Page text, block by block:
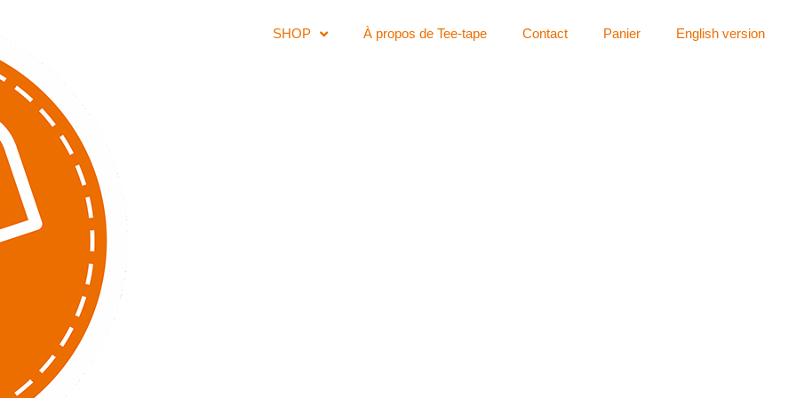
SHOP À propos de Tee-tape Contact Panier English version